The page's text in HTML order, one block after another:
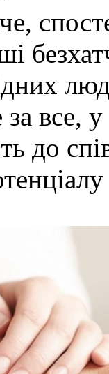
все,
до